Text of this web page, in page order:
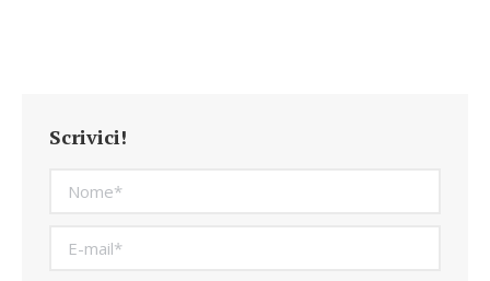
Scrivici!